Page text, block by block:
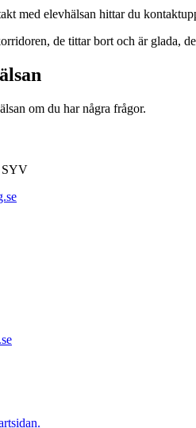
med elevhälsan hittar du
om du har några frågor.
SYV